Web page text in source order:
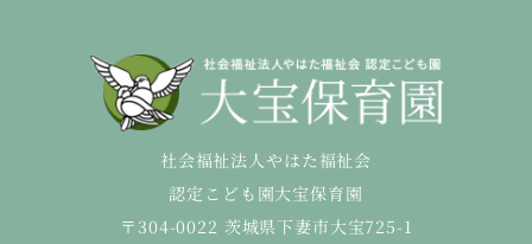
社会福祉法人やはた福祉会
認定こども園大宝保育園
〒304-0022 茨城県下妻市大宝725-1